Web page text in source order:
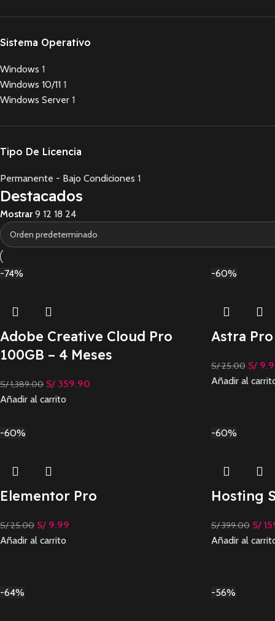
Sistema Operativo
Windows 1
Windows 10/11 1
Windows Server 1
Tipo De Licencia
Permanente - Bajo Condiciones 1
Destacados
Mostrar9 12 18 24
-74%
Adobe Creative Cloud Pro
100GB – 4 Meses
S/1,389.00 S/ 359.90
Añadir al carrito
-60%
Astra Pro
S/25.00 S/
Añadir al
-60%
Elementor Pro
S/25.00 S/ 9.99
Añadir al carrito
-60%
Hosting
S/399.00 S/
Añadir al
-64% -56%